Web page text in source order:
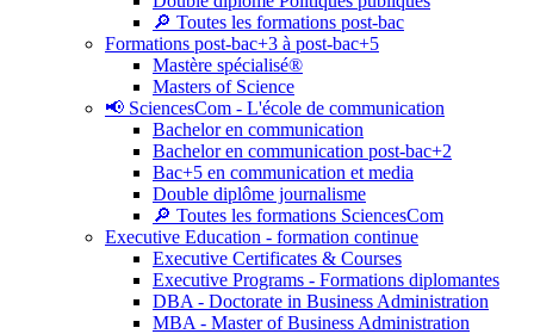
🔎 Toutes les formations post-bac
Formations post-bac+3 à post-bac+5
Mastère spécialisé®
Masters of Science
📢 SciencesCom - L'école de communication
Bachelor en communication
Bachelor en communication post-bac+2
Bac+5 en communication et media
Double diplôme journalisme
🔎 Toutes les formations SciencesCom
Executive Education - formation continue
Executive Certificates & Courses
Executive Programs - Formations diplomantes
DBA - Doctorate in Business Administration
MBA - Master of Business Administration